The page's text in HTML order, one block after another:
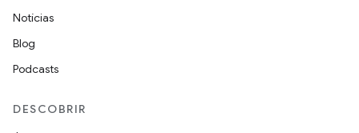
Notícias
Blog
Podcasts
DESCOBRIR